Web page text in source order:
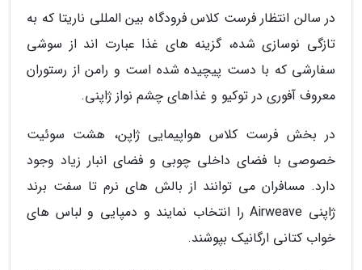
در سالن انتظار فرست کلاس فرودگاه بین المللی ناریتا که به
تازگی نوسازی شده، گزینه های غذا عبارت اند از سوشی
سفارشی که با دست پیچیده شده است و رامن از رستوران
معروف آفوری در توکیو و غذاهای چشم نواز ژاپنی.
در بخش فرست کلاس هواپیمایی ژاپن، هشت سوئیت
خصوصی با فضای داخلی چوبی و فضای انبار زیاد وجود
دارد. مسافران می توانند از بالش های نرم تا سفت برند
ژاپنی Airweave را انتخاب نمایند و دمپایی و لباس های
خواب کتانی ارگانیک بپوشند.